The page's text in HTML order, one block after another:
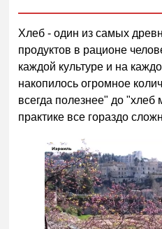
Хлеб - один из самых
продуктов в рационе
каждой культуре и на
накопилось огромное
всегда полезнее" до "хлеб
практике все гораздо